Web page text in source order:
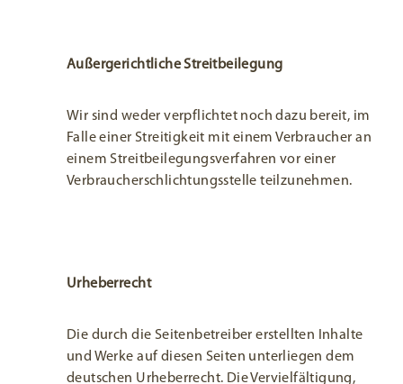
Außergerichtliche Streitbeilegung
Wir sind weder verpflichtet noch dazu bereit, im
Falle einer Streitigkeit mit einem Verbraucher an
einem Streitbeilegungsverfahren vor einer
Verbraucherschlichtungsstelle teilzunehmen.
Urheberrecht
Die durch die Seitenbetreiber erstellten Inhalte
und Werke auf diesen Seiten unterliegen dem
deutschen Urheberrecht. Die Vervielfältigung,